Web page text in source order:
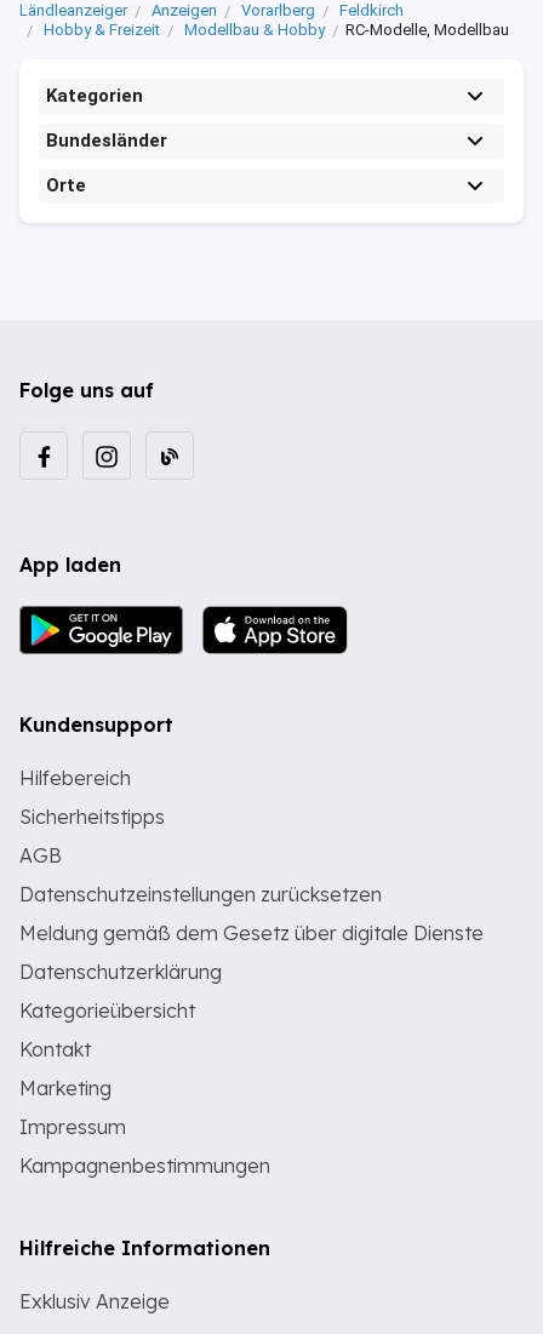
Ländleanzeiger Anzeigen Vorarlberg
Feldkirch
Hobby & Freizeit
Modellbau & Hobby RC-Modelle, Modellbau
Kategorien
Bundesländer
Orte
Folge uns auf
App laden
Kundensupport
Hilfebereich
Sicherheitstipps
AGB
Datenschutzeinstellungen zurücksetzen
Meldung gemäß dem Gesetz über digitale Dienste
Datenschutzerklärung
Kategorieübersicht
Kontakt
Marketing
Impressum
Kampagnenbestimmungen
Hilfreiche Informationen
Exklusiv Anzeige